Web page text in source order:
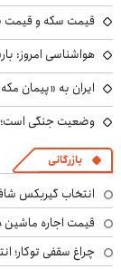
قیمت سکه و قیمت طلا امروز
هواشناسی امروز:
ایران به «پیمان
وضعیت جنگی است؛
بازرگانی
انتخاب گیربکس
قیمت اجاره ماشین در کیش در سال
چراغ سقفی توکار؛